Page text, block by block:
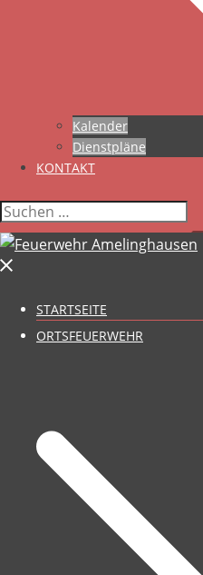
Kalender
Dienstpläne
KONTAKT
Suchen
nach:
STARTSEITE
ORTSFEUERWEHR